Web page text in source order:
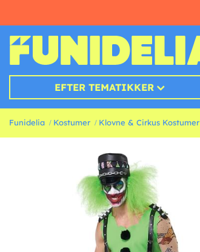
EFTER TEMATIKKER
Funidelia Kostumer Klovne & Cirkus Kostumer